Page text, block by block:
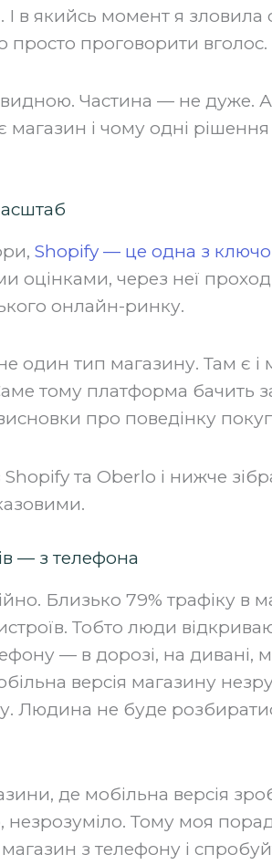
І в якийсь момент я
просто проговорити вголос.
Частина — не дуже.
і чому одні
Shopify — це одна з
оцінками, через неї
онлайн-ринку.
один тип магазину. Там є і
тому платформа бачить
про поведінку
Shopify та Oberlo і нижче
— з телефона
Близько 79% трафіку в
Тобто люди
— в дорозі, на дивані,
версія магазину
Людина не буде
де мобільна версія
незрозуміло. Тому моя
з телефону і